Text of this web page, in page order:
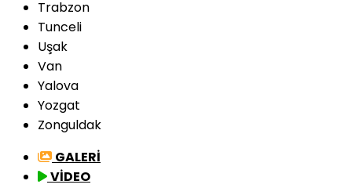
Trabzon
Tunceli
Uşak
Van
Yalova
Yozgat
Zonguldak
GALERİ
VİDEO